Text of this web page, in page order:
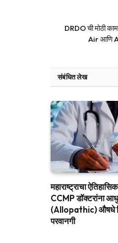
DRDO ची मोठी
Air आणि
संबंधित लेख
महाराष्ट्राचा
CCMP डॉक्टरांना
(Allopathic) औषधे
परवानगी